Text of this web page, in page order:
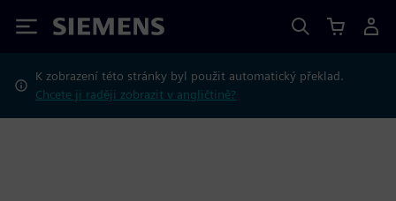
Siemens
K zobrazení této stránky byl použit automatický překlad.
Chcete ji raději zobrazit v angličtině?